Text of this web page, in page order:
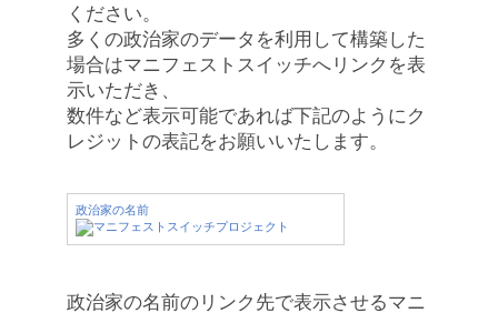
ください。
多くの政治家のデータを利用して構築した
場合はマニフェストスイッチへリンクを表
示いただき、
数件など表示可能であれば下記のようにク
レジットの表記をお願いいたします。
政治家の名前
政治家の名前のリンク先で表示させるマニ